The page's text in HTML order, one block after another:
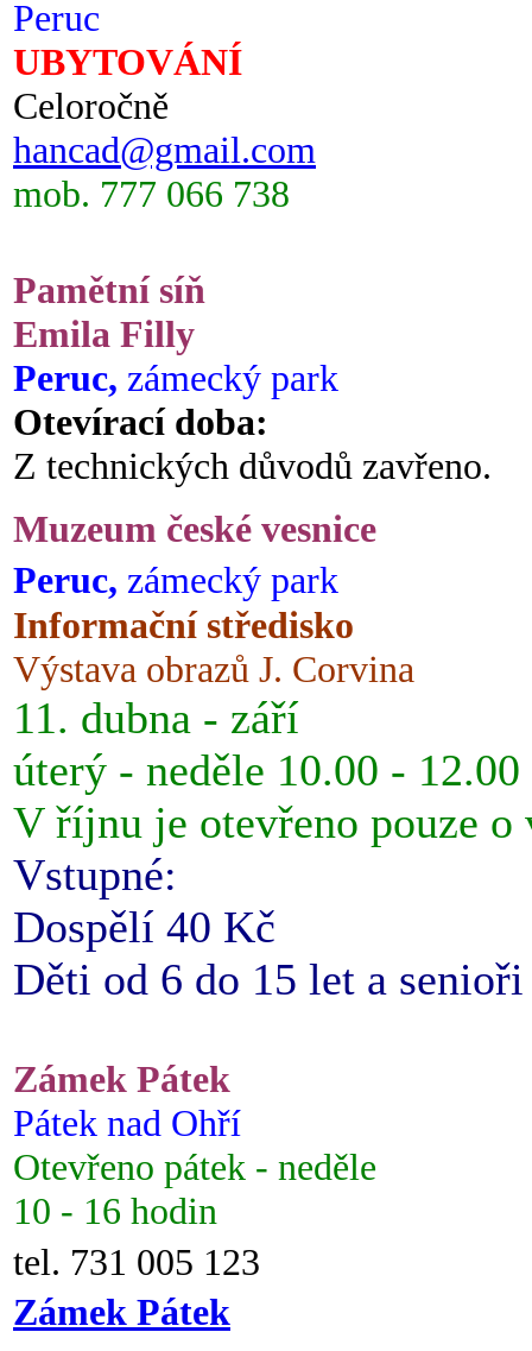
Peruc
UBYTOVÁNÍ
Celoročně
hancad@gmail.com
mob. 777 066 738
Pamětní síň
Emila Filly
Peruc, zámecký park
Otevírací doba:
Z technických důvodů zavřeno.
Muzeum české vesnice
Peruc, zámecký park
Informační středisko
Výstava obrazů J. Corvina
11. dubna - září
úterý - neděle 10.00 -
V říjnu je otevřeno pouze o
Vstupné:
Dospělí 40 Kč
Děti od 6 do 15 let a
Zámek Pátek
Pátek nad Ohří
Otevřeno pátek - neděle
10 - 16 hodin
tel. 731 005 123
Zámek Pátek